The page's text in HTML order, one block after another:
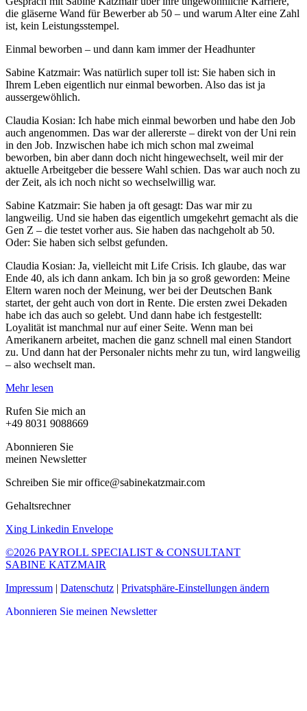
die gläserne Wand für Bewerber ab 50 – und warum Alter eine Zahl
ist, kein Leistungsstempel.
Einmal beworben – und dann kam immer der Headhunter
Sabine Katzmair: Was natürlich super toll ist: Sie haben sich in
Ihrem Leben eigentlich nur einmal beworben. Also das ist ja
aussergewöhlich.
Claudia Kosian: Ich habe mich einmal beworben und habe den Job
auch angenommen. Das war der allererste – direkt von der Uni rein
in den Job. Inzwischen habe ich mich schon mal zweimal
beworben, bin aber dann doch nicht hingewechselt, weil mir der
aktuelle Arbeitgeber die bessere Wahl schien. Das war auch noch zu
der Zeit, als ich noch nicht so wechselwillig war.
Sabine Katzmair: Sie haben ja oft gesagt: Das war mir zu
langweilig. Und sie haben das eigentlich umgekehrt gemacht als die
Gen Z – die testet vorher aus. Sie haben das nachgeholt ab 50.
Oder: Sie haben sich selbst gefunden.
Claudia Kosian: Ja, vielleicht mit Life Crisis. Ich glaube, das war
Ende 40, als ich dann ankam. Ich bin ja so groß geworden: Meine
Eltern waren noch der Meinung, wer bei der Deutschen Bank
startet, der geht auch von dort in Rente. Die ersten zwei Dekaden
habe ich das auch so gelebt. Und dann habe ich festgestellt:
Loyalität ist manchmal nur auf einer Seite. Wenn man bei
Amerikanern arbeitet, machen die ganz schnell mal einen Standort
zu. Und dann hat der Personaler nichts mehr zu tun, wird langweilig
– also wechselt man.
Mehr lesen
Rufen Sie mich an
+49 8031 9088669
Abonnieren Sie
meinen Newsletter
Schreiben Sie mir office@sabinekatzmair.com
Gehaltsrechner
Xing Linkedin Envelope
©2026 PAYROLL SPECIALIST & CONSULTANT
SABINE KATZMAIR
Impressum | Datenschutz | Privatsphäre-Einstellungen ändern
Abonnieren Sie meinen Newsletter